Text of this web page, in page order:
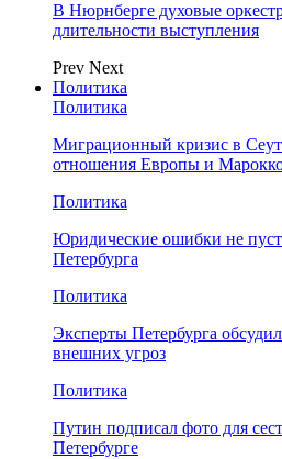
В Нюрнберге духовые
длительности выступления
Prev Next
Политика
Политика
Миграционный кризис в
отношения Европы и
Политика
Юридические ошибки не
Петербурга
Политика
Эксперты Петербурга
внешних угроз
Политика
Путин подписал фото для
Петербурге